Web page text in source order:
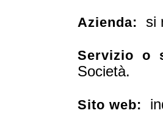
Azienda: si
Servizio o
Società.
Sito web: